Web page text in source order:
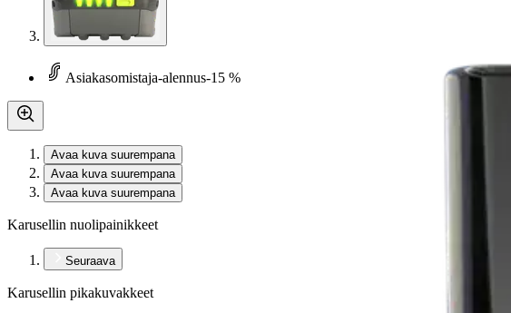
Asiakasomistaja-alennus-15 %
Avaa kuva suurempana
Avaa kuva suurempana
Avaa kuva suurempana
Karusellin nuolipainikkeet
Seuraava
Karusellin pikakuvakkeet